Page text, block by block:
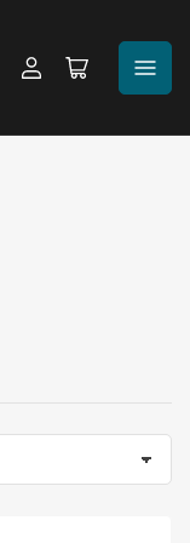
Se
Ouvrir